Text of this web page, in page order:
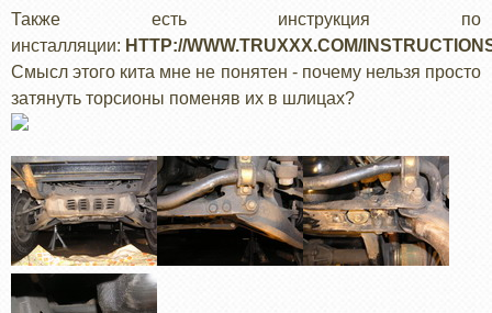
Также есть инструкция по
инсталляции: HTTP://WWW.TRUXXX.COM/
Смысл этого кита мне не понятен - почему нельзя просто
затянуть торсионы поменяв их в шлицах?